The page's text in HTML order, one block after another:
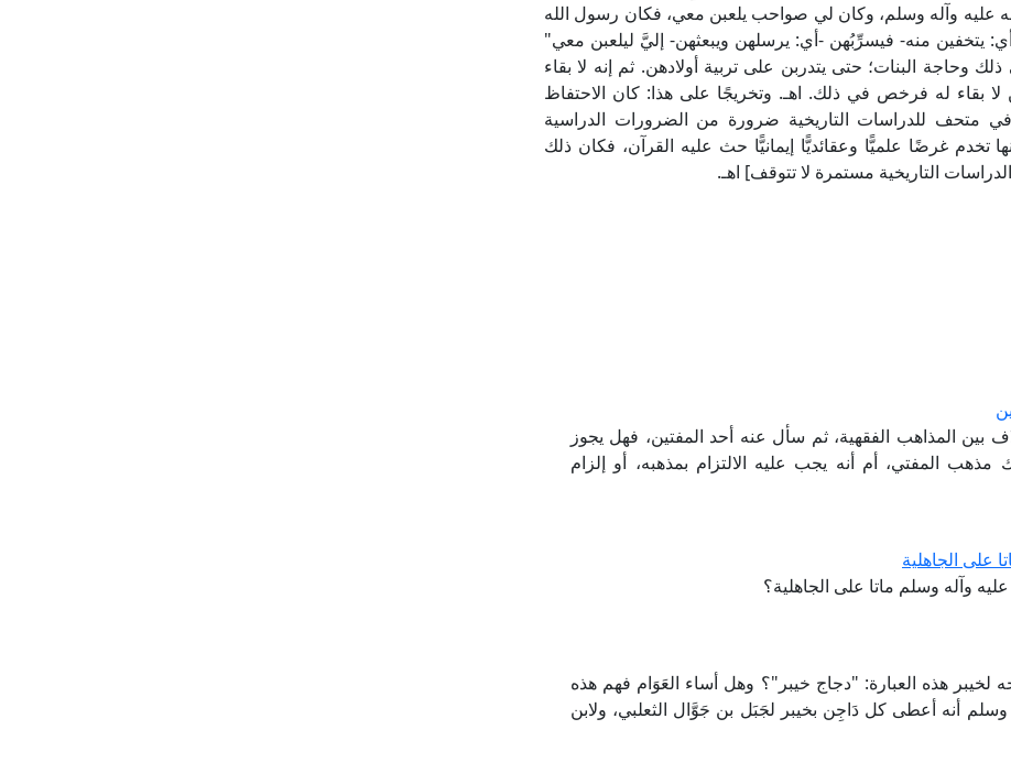
عليه وآله وسلم، وكان لي صواحب يلعبن معي، فكان رسول الله
يتخفين منه- فيسرِّبُهن -أي: يرسلهن ويبعثهن- إليَّ ليلعبن معي"
وحاجة البنات؛ حتى يتدربن على تربية أولادهن. ثم إنه لا بقاء
بقاء له فرخص في ذلك. اهـ. وتخريجًا على هذا: كان الاحتفاظ
في متحف للدراسات التاريخية ضرورة من الضرورات الدراسية
إنها تخدم غرضًا علميًّا وعقائديًّا إيمانيًّا حث عليه القرآن، فكان ذلك
التاريخية مستمرة لا تتوقف] اهـ.
المذاهب الفقهية، ثم سأل عنه أحد المفتين، فهل يجوز
المفتي، أم أنه يجب عليه الالتزام بمذهبه، أو إلزام
على الجاهلية
وآله وسلم ماتا على الجاهلية؟
هذه العبارة: "دجاج خيبر"؟ وهل أساء العَوَام فهم هذه
أنه أعطى كل دَاجِن بخيبر لجَبَل بن جَوَّال الثعلبي، ولابن